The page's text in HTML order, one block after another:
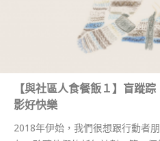
【與社區人食餐飯１】盲蹤
影好快樂
2018年伊始，我們很想跟行動